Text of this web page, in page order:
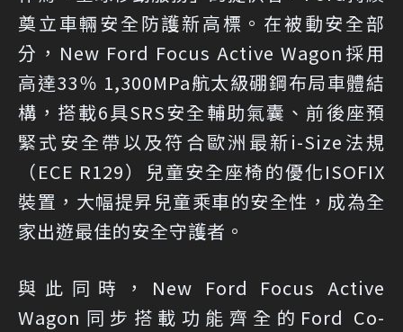
奠立車輛安全防護新高標。在被動安全部
分，New Ford Focus Active Wagon採用
高達33％ 1,300MPa航太級硼鋼布局車體結
構，搭載6具SRS安全輔助氣囊、前後座預
緊式安全帶以及符合歐洲最新i-Size法規
（ECE R129）兒童安全座椅的優化ISOFIX
裝置，大幅提昇兒童乘車的安全性，成為全
家出遊最佳的安全守護者。
與此同時，New Ford Focus Active
Wagon同步搭載功能齊全的Ford Co-